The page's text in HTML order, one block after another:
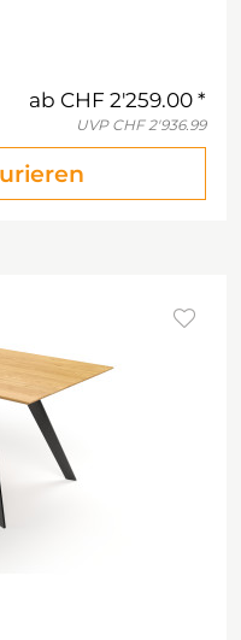
ab CHF 2'259.00
UVP CHF 2'936.99